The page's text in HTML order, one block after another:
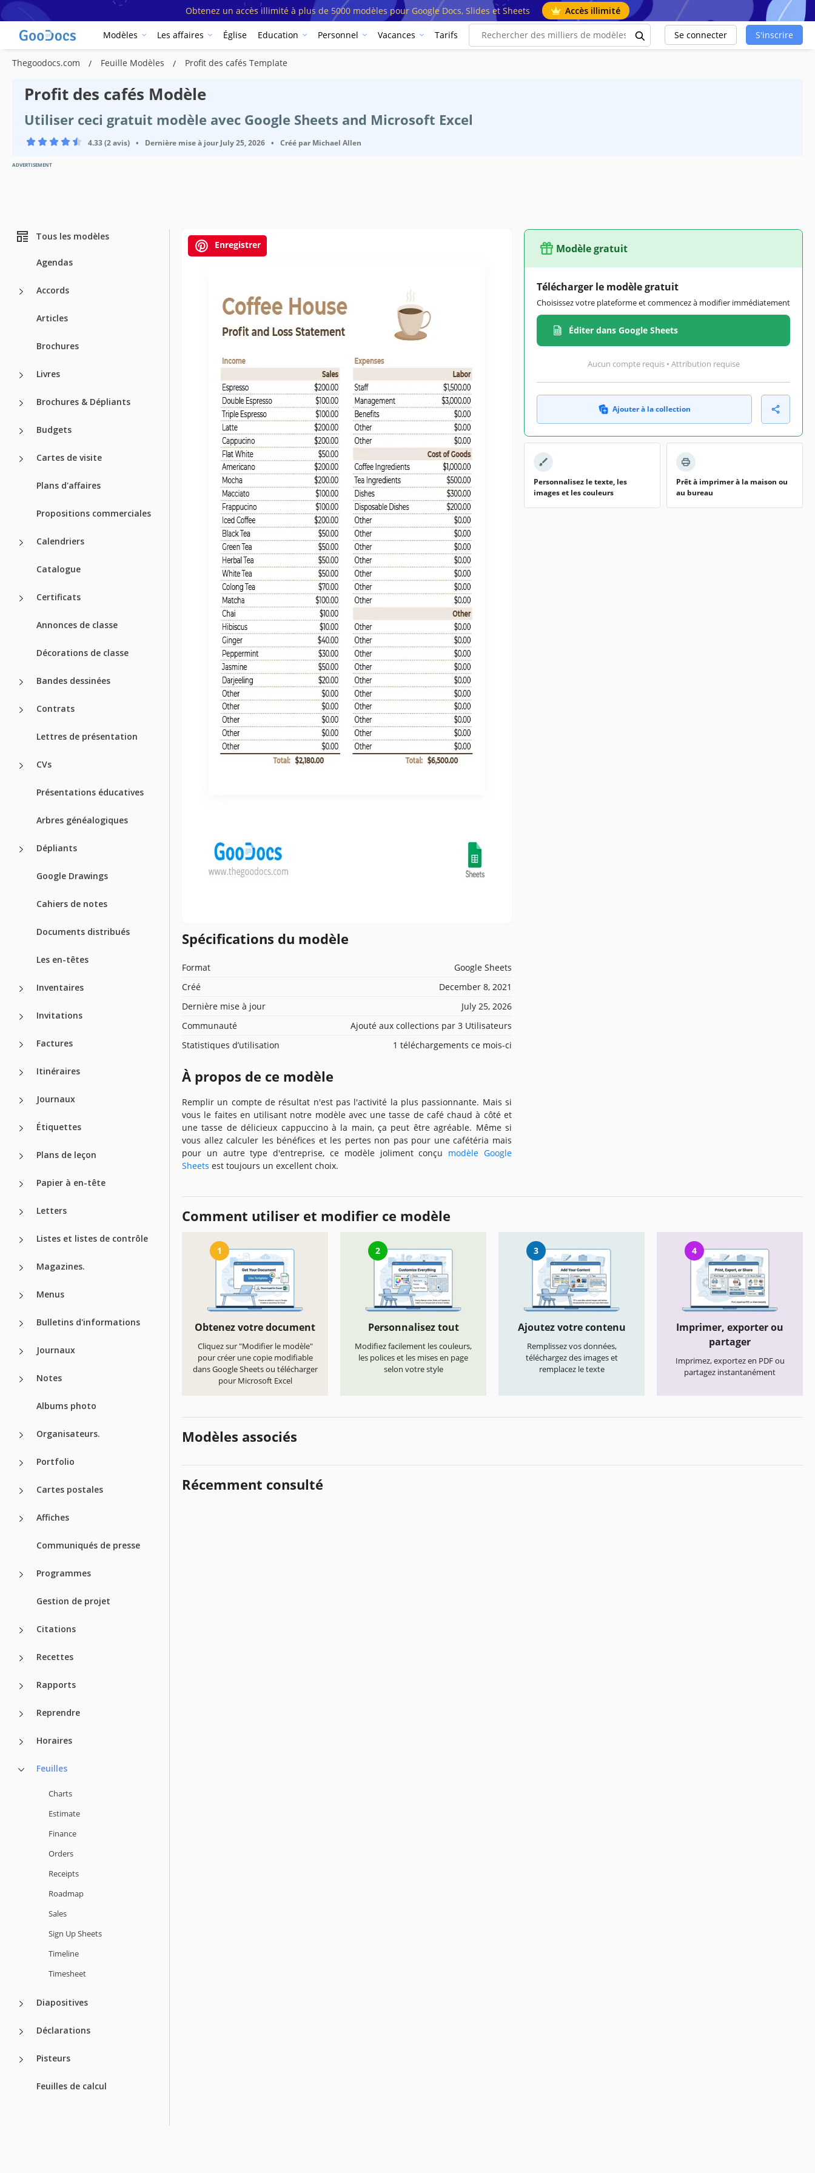
Obtenez un accès illimité à plus de 5000 modèles pour Google Docs, Slides et Sheets Accès illimité
Modèles Les affaires Église Education Personnel Vacances Tarifs Se connecter S'inscrire
Thegoodocs.com Feuille Modèles Profit des cafés Template
Profit des cafés Modèle
Utiliser ceci gratuit modèle avec Google Sheets and Microsoft Excel
4.33 (2 avis) • Dernière mise à jour July 25, 2026 • Créé par Michael Allen
ADVERTISEMENT
Tous les modèles
Agendas
Accords
Articles
Brochures
Livres
Brochures & Dépliants
Budgets
Cartes de visite
Plans d'affaires
Propositions commerciales
Calendriers
Catalogue
Certificats
Annonces de classe
Décorations de classe
Bandes dessinées
Contrats
Lettres de présentation
CVs
Présentations éducatives
Arbres généalogiques
Dépliants
Google Drawings
Cahiers de notes
Documents distribués
Les en-têtes
Inventaires
Invitations
Factures
Itinéraires
Journaux
Étiquettes
Plans de leçon
Papier à en-tête
Letters
Listes et listes de contrôle
Magazines.
Menus
Bulletins d'informations
Journaux
Notes
Albums photo
Organisateurs.
Portfolio
Cartes postales
Affiches
Communiqués de presse
Programmes
Gestion de projet
Citations
Recettes
Rapports
Reprendre
Horaires
Feuilles
Charts
Estimate
Finance
Orders
Receipts
Roadmap
Sales
Sign Up Sheets
Timeline
Timesheet
Diapositives
Déclarations
Pisteurs
Feuilles de calcul
Enregistrer
Spécifications du modèle
Format
Google Sheets
Créé
December 8, 2021
Dernière mise à jour
July 25, 2026
Communauté
Ajouté aux collections par 3 Utilisateurs
Statistiques d’utilisation
1 téléchargements ce mois-ci
À propos de ce modèle
Remplir un compte de résultat n'est pas l'activité la plus passionnante. Mais si
vous le faites en utilisant notre modèle avec une tasse de café chaud à côté et
une tasse de délicieux cappuccino à la main, ça peut être agréable. Même si
vous allez calculer les bénéfices et les pertes non pas pour une cafétéria mais
pour un autre type d'entreprise, ce modèle joliment conçu modèle Google
Sheets est toujours un excellent choix.
Modèle gratuit
Télécharger le modèle gratuit
Choisissez votre plateforme et commencez à modifier immédiatement
Éditer dans Google Sheets
Aucun compte requis • Attribution requise
Ajouter à la collection
Personnalisez le texte, les
images et les couleurs
Prêt à imprimer à la maison ou
au bureau
Comment utiliser et modifier ce modèle
1
Obtenez votre document
Cliquez sur "Modifier le modèle"
pour créer une copie modifiable
dans Google Sheets ou télécharger
pour Microsoft Excel
2
Personnalisez tout
Modifiez facilement les couleurs,
les polices et les mises en page
selon votre style
3
Ajoutez votre contenu
Remplissez vos données,
téléchargez des images et
remplacez le texte
4
Imprimer, exporter ou
partager
Imprimez, exportez en PDF ou
partagez instantanément
Modèles associés
Récemment consulté